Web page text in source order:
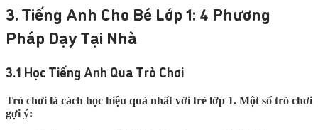
3. Tiếng Anh Cho Bé Lớp 1: 4 Phương
Pháp Dạy Tại Nhà
3.1 Học Tiếng Anh Qua Trò Chơi
Trò chơi là cách học hiệu quả nhất với trẻ lớp 1. Một số trò chơi
gợi ý: